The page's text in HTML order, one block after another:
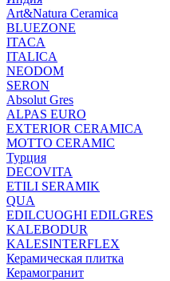
Art&Natura Ceramica
BLUEZONE
ITACA
ITALICA
NEODOM
SERON
Absolut Gres
ALPAS EURO
EXTERIOR CERAMICA
MOTTO CERAMIC
Турция
DECOVITA
ETILI SERAMIK
QUA
EDILCUOGHI EDILGRES
KALEBODUR
KALESINTERFLEX
Керамическая плитка
Керамогранит